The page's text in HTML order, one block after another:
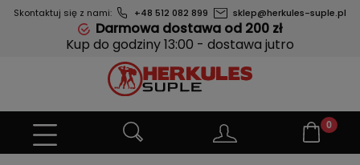
Skontaktuj się z nami: +48 512 082 899 sklep@herkules-suple.pl
Darmowa dostawa od 200 zł
Kup do godziny 13:00 - dostawa jutro